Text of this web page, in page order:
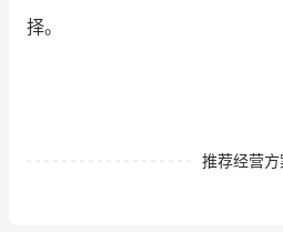
择。
推荐经营方